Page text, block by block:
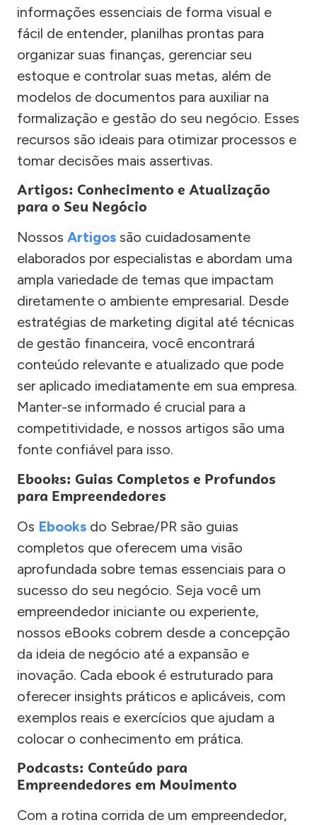
informações essenciais de forma visual e
fácil de entender, planilhas prontas para
organizar suas finanças, gerenciar seu
estoque e controlar suas metas, além de
modelos de documentos para auxiliar na
formalização e gestão do seu negócio. Esses
recursos são ideais para otimizar processos e
tomar decisões mais assertivas.
Artigos: Conhecimento e Atualização
para o Seu Negócio
Nossos Artigos são cuidadosamente
elaborados por especialistas e abordam uma
ampla variedade de temas que impactam
diretamente o ambiente empresarial. Desde
estratégias de marketing digital até técnicas
de gestão financeira, você encontrará
conteúdo relevante e atualizado que pode
ser aplicado imediatamente em sua empresa.
Manter-se informado é crucial para a
competitividade, e nossos artigos são uma
fonte confiável para isso.
Ebooks: Guias Completos e Profundos
para Empreendedores
Os Ebooks do Sebrae/PR são guias
completos que oferecem uma visão
aprofundada sobre temas essenciais para o
sucesso do seu negócio. Seja você um
empreendedor iniciante ou experiente,
nossos eBooks cobrem desde a concepção
da ideia de negócio até a expansão e
inovação. Cada ebook é estruturado para
oferecer insights práticos e aplicáveis, com
exemplos reais e exercícios que ajudam a
colocar o conhecimento em prática.
Podcasts: Conteúdo para
Empreendedores em Movimento
Com a rotina corrida de um empreendedor,